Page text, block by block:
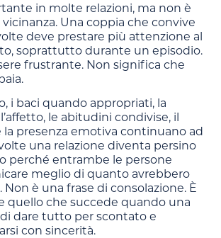
in molte relazioni, ma non è
vicinanza. Una coppia che convive
deve prestare più attenzione al
soprattutto durante un episodio.
frustrante. Non significa che
i baci quando appropriati, la
le abitudini condivise, il
presenza emotiva continuano ad
una relazione diventa persino
perché entrambe le persone
meglio di quanto avrebbero
è una frase di consolazione. È
quello che succede quando una
dare tutto per scontato e
con sincerità.